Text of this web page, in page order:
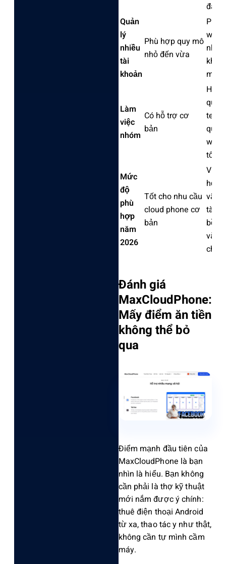
Quản
lý
nhiều
tài
khoản
Phù hợp quy mô
nhỏ đến vừa
Phù
mô
Làm
việc
nhóm
Có hỗ trợ cơ
bản
Hỗ
tốt
Mức
độ
phù
hợp
năm
2026
Tốt cho nhu cầu
cloud phone cơ
bản
hơn
vận
tài
bền
và
Đán‌h giá
MaxC‌loudP‌hone:
Mấy điểm ăn tiền
không thể bỏ
qua
Đi‌ểm mạnh đầu tiên của
MaxC‌loudP‌hone là bạn
nhìn là hiểu‌. Bạn không
cần phải là thợ kỹ thuật
mới nắm được ý chính‌:
thuê điện thoại Android
từ xa, thao tác y như thật,
không cần tự mình cầm
máy.‌